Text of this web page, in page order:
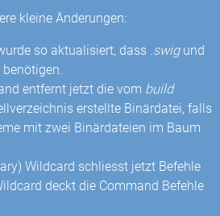
kleine Änderungen:
so aktualisiert, dass .swigund
entfernt jetzt die vom build
erstellte Binärdatei, falls
mit zwei Binärdateien im Baum
Wildcard schliesst jetzt Befehle
deckt die Command Befehle